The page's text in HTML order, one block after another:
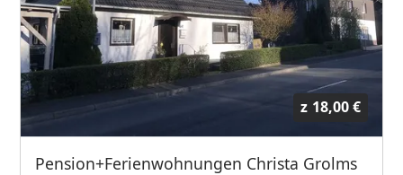
z 18,00 €
Pension+Ferienwohnungen Christa Grolms